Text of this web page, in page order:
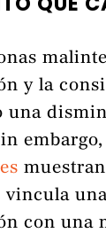
y la
una
embargo,
vincula
con una